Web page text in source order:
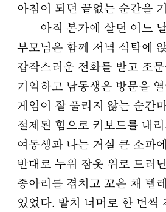
아침이 되던 끝없는 순간을
아직 본가에 살던 어느 날
부모님은 함께 저녁 식탁에
갑작스러운 전화를 받고 조
기억하고 남동생은 방문을
게임이 잘 풀리지 않는 순간
절제된 힘으로 키보드를 내
여동생과 나는 거실 큰 소파
반대로 누워 잠옷 위로 드러
종아리를 겹치고 꼬은 채 텔
있었다. 발치 너머로 한 번씩